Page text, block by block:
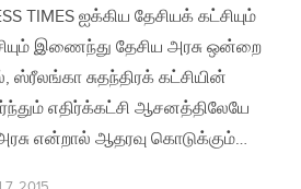
TIMES ஐக்கிய தேசியக் கட்சியும்
இணைந்து தேசிய அரசு ஒன்றை
சுதந்திரக் கட்சியின்
எதிர்க்கட்சி ஆசனத்திலேயே
என்றால் ஆதரவு கொடுக்கும்…